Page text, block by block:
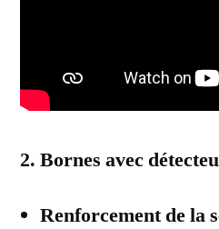
2. Bornes avec
Renforcement de la